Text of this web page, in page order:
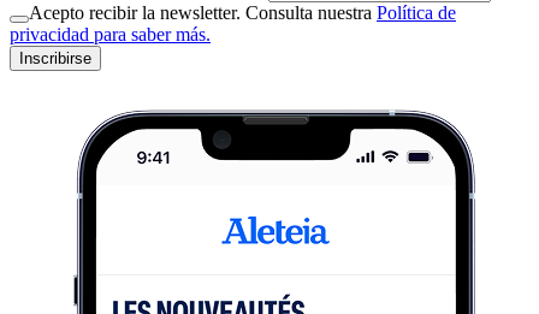
Acepto recibir la newsletter. Consulta nuestra Política de
privacidad para saber más.
Inscribirse